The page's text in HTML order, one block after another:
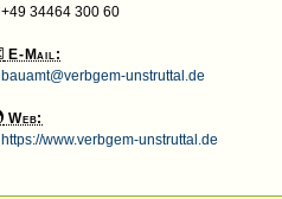
+49 34464 300 60
E-Mail:
bauamt@verbgem-unstruttal.de
Web:
https://www.verbgem-unstruttal.de